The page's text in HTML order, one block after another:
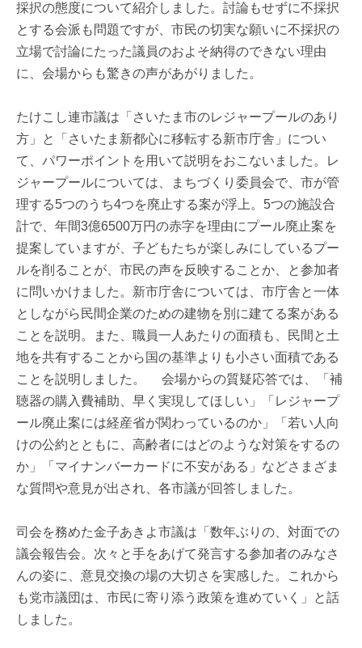
採択の態度について紹介しました。討論もせずに不採択
とする会派も問題ですが、市民の切実な願いに不採択の
立場で討論にたった議員のおよそ納得のできない理由
に、会場からも驚きの声があがりました。
たけこし連市議は「さいたま市のレジャープールのあり
方」と「さいたま新都心に移転する新市庁舎」につい
て、パワーポイントを用いて説明をおこないました。レ
ジャープールについては、まちづくり委員会で、市が管
理する5つのうち4つを廃止する案が浮上。5つの施設合
計で、年間3億6500万円の赤字を理由にプール廃止案を
提案していますが、子どもたちが楽しみにしているプー
ルを削ることが、市民の声を反映することか、と参加者
に問いかけました。新市庁舎については、市庁舎と一体
としながら民間企業のための建物を別に建てる案がある
ことを説明。また、職員一人あたりの面積も、民間と土
地を共有することから国の基準よりも小さい面積である
ことを説明しました。 会場からの質疑応答では、「補
聴器の購入費補助、早く実現してほしい」「レジャープ
ール廃止案には経産省が関わっているのか」「若い人向
けの公約とともに、高齢者にはどのような対策をするの
か」「マイナンバーカードに不安がある」などさまざま
な質問や意見が出され、各市議が回答しました。
司会を務めた金子あきよ市議は「数年ぶりの、対面での
議会報告会。次々と手をあげて発言する参加者のみなさ
んの姿に、意見交換の場の大切さを実感した。これから
も党市議団は、市民に寄り添う政策を進めていく」と話
しました。